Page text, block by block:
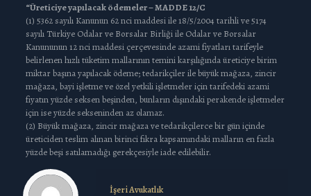
“Üreticiye yapılacak ödemeler – MADDE 12/C
(1) 5362 sayılı Kanunun 62 nci maddesi ile 18/5/2004 tarihli ve 5174
sayılı Türkiye Odalar ve Borsalar Birliği ile Odalar ve Borsalar
Kanununun 12 nci maddesi çerçevesinde azami fiyatları tarifeyle
belirlenen hızlı tüketim mallarının temini karşılığında üreticiye birim
miktar başına yapılacak ödeme; tedarikçiler ile büyük mağaza, zincir
mağaza, bayi işletme ve özel yetkili işletmeler için tarifedeki azami
fiyatın yüzde seksen beşinden, bunların dışındaki perakende işletmeler
için ise yüzde sekseninden az olamaz.
(2) Büyük mağaza, zincir mağaza ve tedarikçilerce bir gün içinde
üreticiden teslim alınan birinci fıkra kapsamındaki malların en fazla
yüzde beşi satılamadığı gerekçesiyle iade edilebilir.
İşeri Avukatlık